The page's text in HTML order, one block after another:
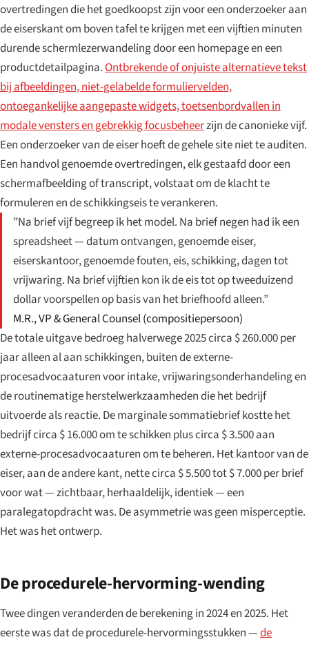
overtredingen die het goedkoopst zijn voor een onderzoeker aan
de eiserskant om boven tafel te krijgen met een vijftien minuten
durende schermlezerwandeling door een homepage en een
productdetailpagina. Ontbrekende of onjuiste alternatieve tekst
bij afbeeldingen, niet-gelabelde formuliervelden,
ontoegankelijke aangepaste widgets, toetsenbordvallen in
modale vensters en gebrekkig focusbeheerzijn de canonieke vijf.
Een onderzoeker van de eiser hoeft de gehele site niet te auditen.
Een handvol genoemde overtredingen, elk gestaafd door een
schermafbeelding of transcript, volstaat om de klacht te
formuleren en de schikkingseis te verankeren.
”Na brief vijf begreep ik het model. Na brief negen had ik een
spreadsheet — datum ontvangen, genoemde eiser,
eiserskantoor, genoemde fouten, eis, schikking, dagen tot
vrijwaring. Na brief vijftien kon ik de eis tot op tweeduizend
dollar voorspellen op basis van het briefhoofd alleen.”
M.R., VP & General Counsel (compositiepersoon)
De totale uitgave bedroeg halverwege 2025 circa $ 260.000 per
jaar alleen al aan schikkingen, buiten de externe-
procesadvocaaturen voor intake, vrijwaringsonderhandeling en
de routinematige herstelwerkzaamheden die het bedrijf
uitvoerde als reactie. De marginale sommatiebrief kostte het
bedrijf circa $ 16.000 om te schikken plus circa $ 3.500 aan
externe-procesadvocaaturen om te beheren. Het kantoor van de
eiser, aan de andere kant, nette circa $ 5.500 tot $ 7.000 per brief
voor wat — zichtbaar, herhaaldelijk, identiek — een
paralegatopdracht was. De asymmetrie was geen misperceptie.
Het was het ontwerp.
De procedurele-hervorming-wending
Twee dingen veranderden de berekening in 2024 en 2025. Het
eerste was dat de procedurele-hervormingsstukken —de